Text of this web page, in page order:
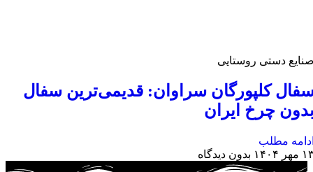
دستی روستایی
کلپورگان سراوان: قدیمی‌ترین سفال
چرخ ایران
مطلب
۱۴۰۴
بدون دیدگاه